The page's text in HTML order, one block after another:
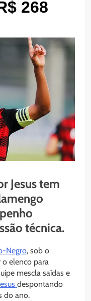
268
Jesus tem
técnica.
Negro, sob o
elenco para
mescla saídas e
despontando
do ano.